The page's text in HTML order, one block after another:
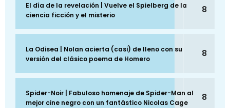
El día de la revelación | Vuelve el Spielberg de la
ciencia ficción y el misterio
8
La Odisea | Nolan acierta (casi) de lleno con su
versión del clásico poema de Homero
8
Spider-Noir | Fabuloso homenaje de Spider-Man al
mejor cine negro con un fantástico Nicolas Cage
8